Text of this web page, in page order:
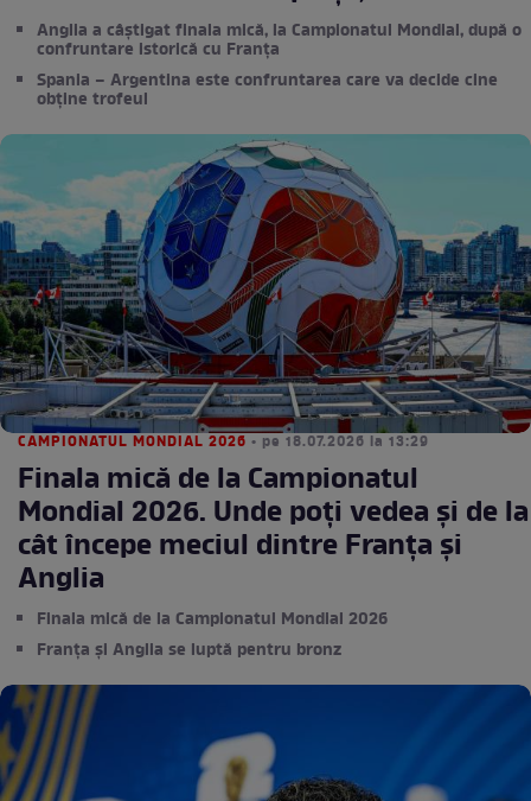
Anglia a câștigat finala mică, la Campionatul Mondial, după o
confruntare istorică cu Franța
Spania – Argentina este confruntarea care va decide cine
obține trofeul
CAMPIONATUL MONDIAL 2026 • pe 18.07.2026 la 13:29
Finala mică de la Campionatul
Mondial 2026. Unde poți vedea și de la
cât începe meciul dintre Franța și
Anglia
Finala mică de la Campionatul Mondial 2026
Franța și Anglia se luptă pentru bronz